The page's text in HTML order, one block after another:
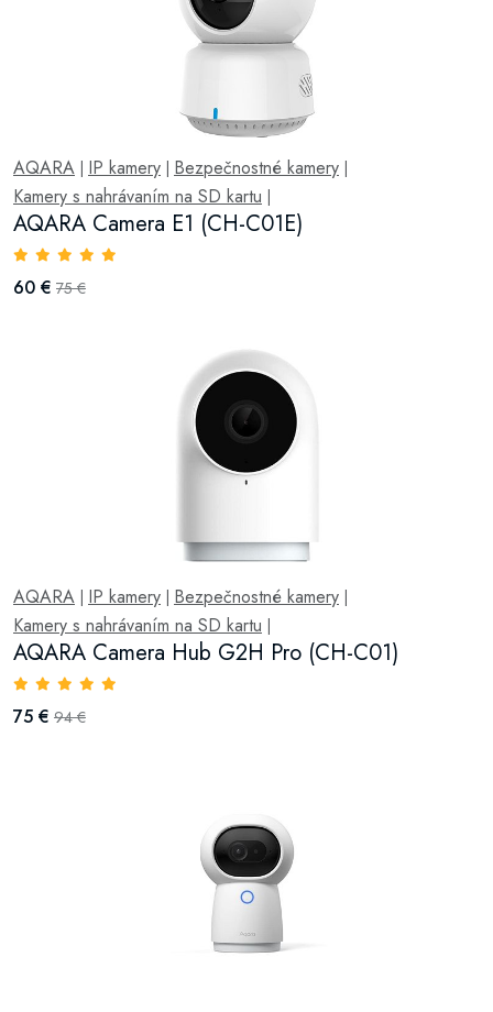
AQARA IP kamery Bezpečnostné kamery
Kamery s nahrávaním na SD kartu
AQARA Camera E1 (CH-C01E)
60 € 75 €
AQARA IP kamery Bezpečnostné kamery
Kamery s nahrávaním na SD kartu
AQARA Camera Hub G2H Pro (CH-C01)
75 € 94 €